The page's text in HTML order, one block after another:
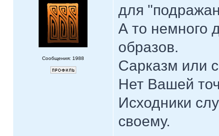
Сообщения: 1988
для
А то немного
образов.
Сарказм или
Нет Вашей
Исходники
своему.